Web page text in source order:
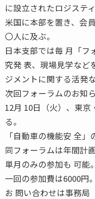
に設立されたロジステ
米国に本部を置き、会
〇人に及ぶ。
日本支部では毎 月「フ
究発 表、現場見学など
ジメントに関する活発
次回フォーラムのお
12月 10日（火）、東
る。
「自動車の機能安 全」
同フォーラムは年間計
単月のみの参加も 可能。
一回の参加費は6000円。
お 問い合わせは事務局